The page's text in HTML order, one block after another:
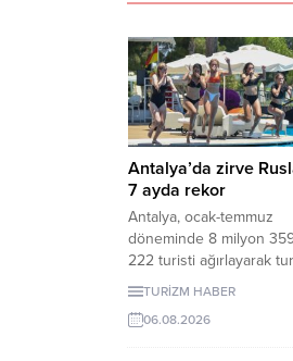
Antalya’da zirve
7 ayda rekor
Antalya, ocak-temmuz
döneminde 8 milyon
222 turisti ağırlayarak
hareketli bir dönemi
ziyaretçiyle listenin ilk
TURİZM HABER
06.08.2026